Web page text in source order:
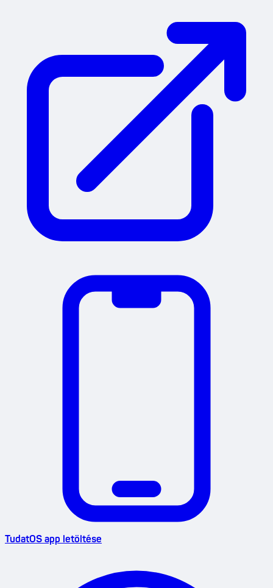
TudatOS app letöltése